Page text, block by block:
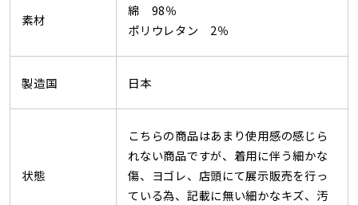
素材
綿 98％
ポリウレタン 2％
製造国 日本
状態
こちらの商品はあまり使用感の感じら
れない商品ですが、着用に伴う細かな
傷、ヨゴレ、店頭にて展示販売を行っ
ている為、記載に無い細かなキズ、汚